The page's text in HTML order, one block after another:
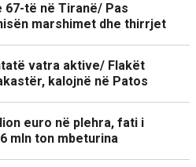
67-të në Tiranë/ Pas
marshimet dhe thirrjet
vatra aktive/ Flakët
kalojnë në Patos
euro në plehra, fati i
mln ton mbeturina